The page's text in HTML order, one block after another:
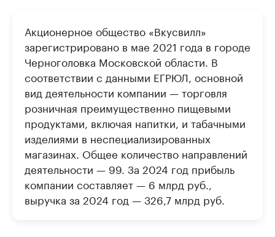
Акционерное общество «Вкусвилл»
зарегистрировано в мае 2021 года в городе
Черноголовка Московской области. В
соответствии с данными ЕГРЮЛ, основной
вид деятельности компании — торговля
розничная преимущественно пищевыми
продуктами, включая напитки, и табачными
изделиями в неспециализированных
магазинах. Общее количество направлений
деятельности — 99. За 2024 год прибыль
компании составляет — 6 млрд руб.,
выручка за 2024 год — 326,7 млрд руб.